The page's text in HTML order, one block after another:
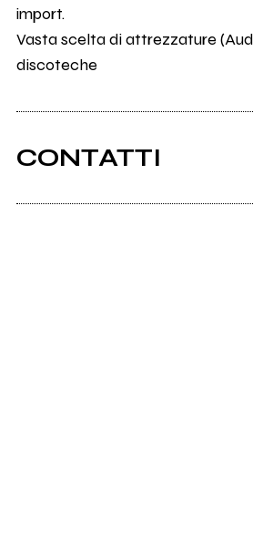
import.
Vasta scelta di attrezzature
discoteche
CONTATTI